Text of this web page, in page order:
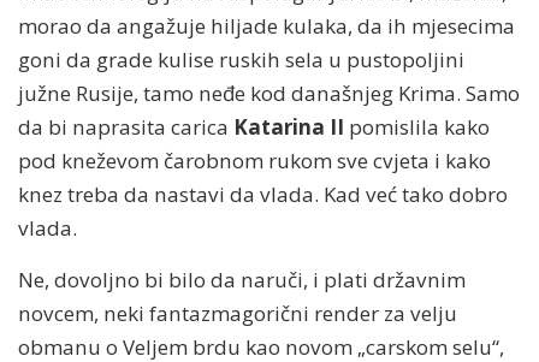
morao da angažuje hiljade kulaka, da ih mjesecima
goni da grade kulise ruskih sela u pustopoljini
južne Rusije, tamo neđe kod današnjeg Krima. Samo
da bi naprasita carica Katarina II pomislila kako
pod kneževom čarobnom rukom sve cvjeta i kako
knez treba da nastavi da vlada. Kad već tako dobro
vlada.
Ne, dovoljno bi bilo da naruči, i plati državnim
novcem, neki fantazmagorični render za velju
obmanu o Veljem brdu kao novom „carskom selu“,